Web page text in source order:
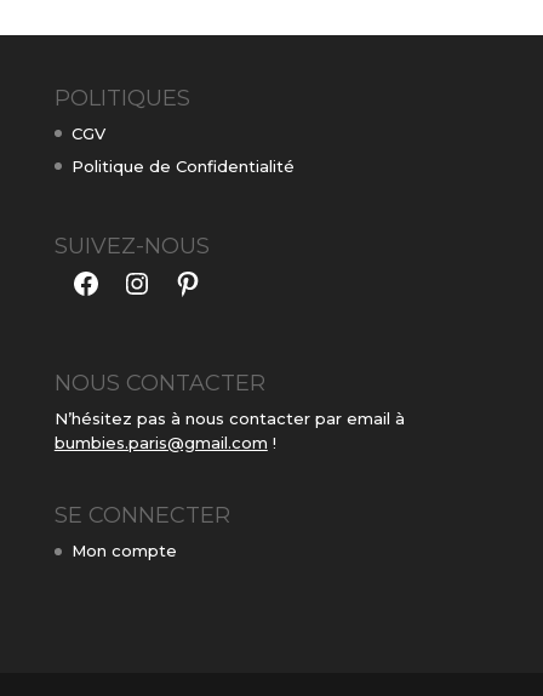
POLITIQUES
CGV
Politique de Confidentialité
SUIVEZ-NOUS
FacebookInstagramPinterest
NOUS CONTACTER
N’hésitez pas à nous contacter par email à
bumbies.paris@gmail.com !
SE CONNECTER
Mon compte